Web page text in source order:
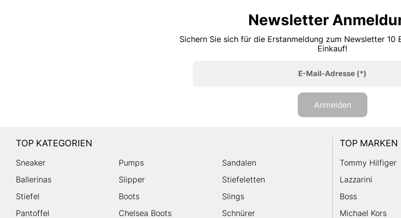
Newsletter
Sichern Sie sich für die Erstanmeldung zum Newsletter 10
Einkauf!
E-Mail-Adresse(*)
Anmelden
TOP KATEGORIEN
Sneaker Pumps
Sandalen
Ballerinas
Slipper
Stiefeletten
Stiefel
Boots
Slings
Pantoffel
Chelsea Boots Schnürer
TOP MARKEN
Tommy Hilfiger
Lazzarini
Boss
Michael Kors